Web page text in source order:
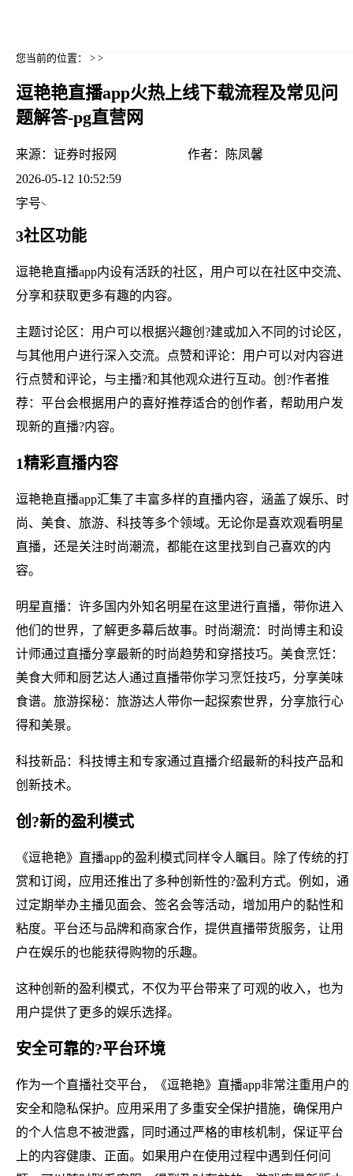
您当前的位置： > >
逗艳艳直播app火热上线下载流程及常见问
题解答-pg直营网
来源： 证券时报网 作者：
陈凤馨
2026-05-12 10:52:59
字号
3社区功能
逗艳艳直播app内设有活跃的社区，用户可以在社区中交流、
分享和获取更多有趣的内容。
主题讨论区：用户可以根据兴趣创?建或加入不同的讨论区，
与其他用户进行深入交流。点赞和评论：用户可以对内容进
行点赞和评论，与主播?和其他观众进行互动。创?作者推
荐：平台会根据用户的喜好推荐适合的创作者，帮助用户发
现新的直播?内容。
1精彩直播内容
逗艳艳直播app汇集了丰富多样的直播内容，涵盖了娱乐、时
尚、美食、旅游、科技等多个领域。无论你是喜欢观看明星
直播，还是关注时尚潮流，都能在这里找到自己喜欢的内
容。
明星直播：许多国内外知名明星在这里进行直播，带你进入
他们的世界，了解更多幕后故事。时尚潮流：时尚博主和设
计师通过直播分享最新的时尚趋势和穿搭技巧。美食烹饪：
美食大师和厨艺达人通过直播带你学习烹饪技巧，分享美味
食谱。旅游探秘：旅游达人带你一起探索世界，分享旅行心
得和美景。
科技新品：科技博主和专家通过直播介绍最新的科技产品和
创新技术。
创?新的盈利模式
《逗艳艳》直播app的盈利模式同样令人瞩目。除了传统的打
赏和订阅，应用还推出了多种创新性的?盈利方式。例如，通
过定期举办主播见面会、签名会等活动，增加用户的黏性和
粘度。平台还与品牌和商家合作，提供直播带货服务，让用
户在娱乐的也能获得购物的乐趣。
这种创新的盈利模式，不仅为平台带来了可观的收入，也为
用户提供了更多的娱乐选择。
安全可靠的?平台环境
作为一个直播社交平台，《逗艳艳》直播app非常注重用户的
安全和隐私保护。应用采用了多重安全保护措施，确保用户
的个人信息不被泄露，同时通过严格的审核机制，保证平台
上的内容健康、正面。如果用户在使用过程中遇到任何问